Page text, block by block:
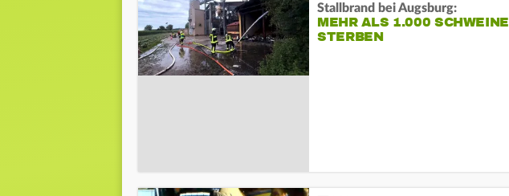
Stallbrand bei Augsburg:
MEHR ALS 1.000 SCHWEINE
STERBEN